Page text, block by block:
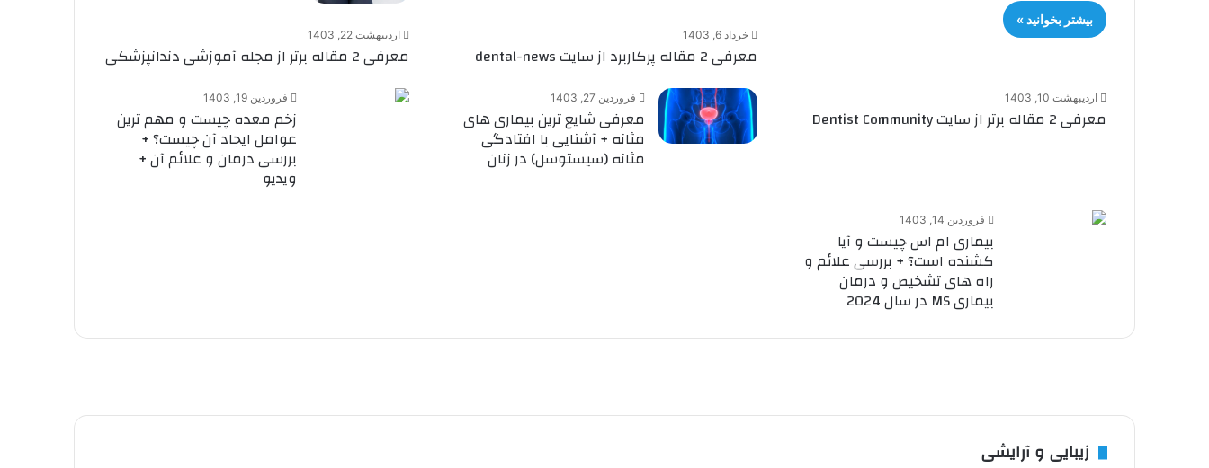
بیشتر بخوانید »
خرداد 6, 1403
معرفی 2 مقاله پرکاربرد از سایت dental-news
اردیبهشت 22, 1403
معرفی 2 مقاله برتر از مجله آموزشی دندانپزشکی
اردیبهشت 10, 1403
معرفی 2 مقاله برتر از سایت Dentist Community
فروردین 27, 1403
معرفی شایع ترین بیماری های
مثانه + آشنایی با افتادگی
مثانه (سیستوسل) در زنان
فروردین 19, 1403
زخم معده چیست و مهم ترین
عوامل ایجاد آن چیست؟ +
بررسی درمان و علائم آن +
ویدیو
فروردین 14, 1403
بیماری ام اس چیست و آیا
کشنده است؟ + بررسی علائم و
راه های تشخیص و درمان
بیماری MS در سال 2024
زیبایی و آرایشی